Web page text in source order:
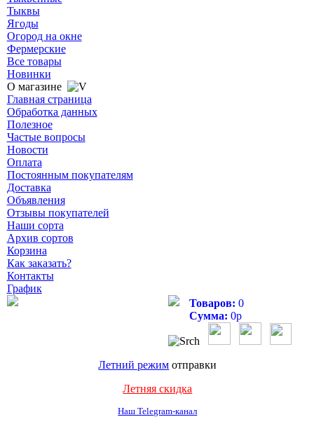
Тыквы
Ягоды
Огород на окне
Фермерские
Все товары
Новинки
О магазине
Главная страница
Обработка данных
Полезное
Частые вопросы
Новости
Оплата
Постоянным покупателям
Доставка
Объявления
Отзывы покупателей
Наши сорта
Архив сортов
Корзина
Как заказать?
Контакты
График
Товаров: 0
Сумма: 0р
Летний режим отправки
Летняя скидка
Наш Telegram-канал